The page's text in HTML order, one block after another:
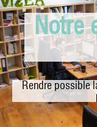
Notre
Rendre possible